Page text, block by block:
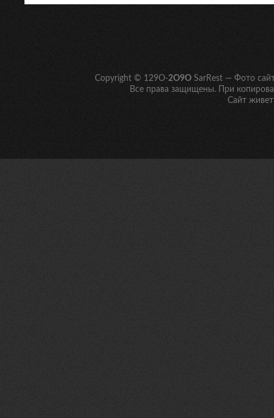
Copyright © 129O-2O9O SarRest — Фото
Все права защищены. При
Сайт живет